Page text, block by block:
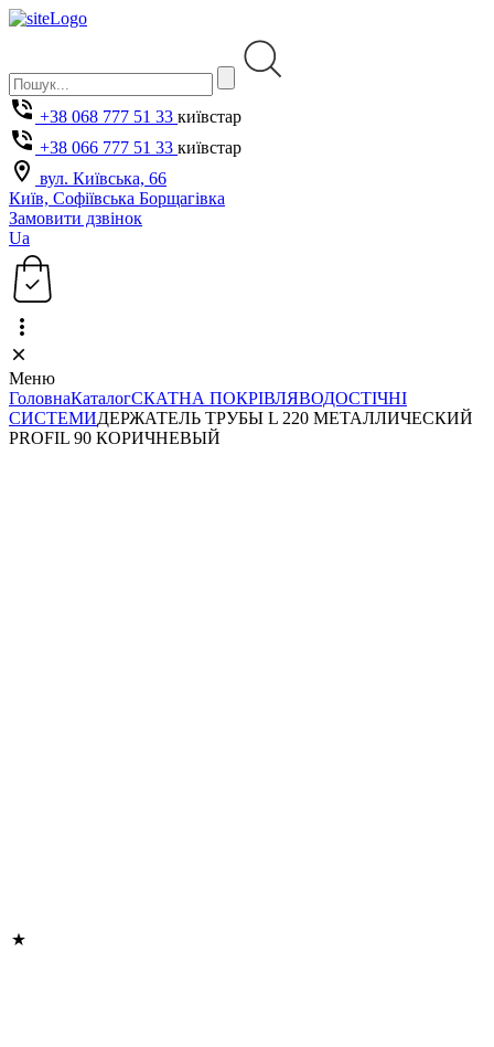
+38 068 777 51 33 київстар
+38 066 777 51 33 київстар
вул. Київська, 66
Київ, Софіївська Борщагівка
Замовити дзвінок
Ua
Меню
ГоловнаКаталогСКАТНА ПОКРІВЛЯВОДОСТІЧНІ
СИСТЕМИДЕРЖАТЕЛЬ ТРУБЫ L 220 МЕТАЛЛИЧЕСКИЙ
PROFIL 90 КОРИЧНЕВЫЙ